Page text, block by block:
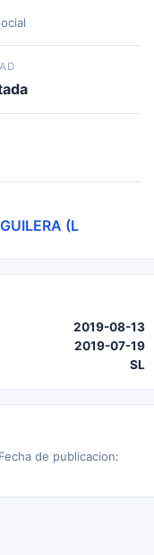
(L
2019-08-13
2019-07-19
SL
de publicacion: